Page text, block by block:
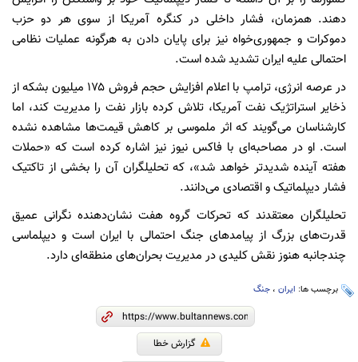
دهند. همزمان، فشار داخلی در کنگره آمریکا از سوی هر دو حزب
دموکرات و جمهوری‌خواه نیز برای پایان دادن به هرگونه عملیات نظامی
احتمالی علیه ایران تشدید شده است.
در عرصه انرژی، ترامپ با اعلام افزایش حجم فروش ۱۷۵ میلیون بشکه از
ذخایر استراتژیک نفت آمریکا، تلاش کرده بازار نفت را مدیریت کند، اما
کارشناسان می‌گویند که اثر ملموسی بر کاهش قیمت‌ها مشاهده نشده
است. او در مصاحبه‌ای با فاکس نیوز نیز اشاره کرده است که «حملات
هفته آینده شدیدتر خواهد شد»، که تحلیلگران آن را بخشی از تاکتیک
فشار دیپلماتیک و اقتصادی می‌دانند.
تحلیلگران معتقدند که تحرکات گروه هفت نشان‌دهنده نگرانی عمیق
قدرت‌های بزرگ از پیامدهای جنگ احتمالی با ایران است و دیپلماسی
چندجانبه هنوز نقش کلیدی در مدیریت بحران‌های منطقه‌ای دارد.
برچسب ها: ایران ، جنگ
گزارش خطا